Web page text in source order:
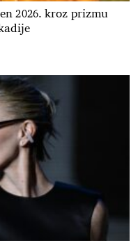
2026. kroz prizmu